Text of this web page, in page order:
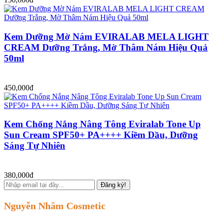
Kem Dưỡng Mờ Nám EVIRALAB MELA LIGHT
CREAM Dưỡng Trắng, Mờ Thâm Nám Hiệu Quả
50ml
450,000đ
Kem Chống Nắng Nâng Tông Eviralab Tone Up
Sun Cream SPF50+ PA++++ Kiềm Dầu, Dưỡng
Sáng Tự Nhiên
380,000đ
Đăng ký!
Nguyễn Nhâm Cosmetic